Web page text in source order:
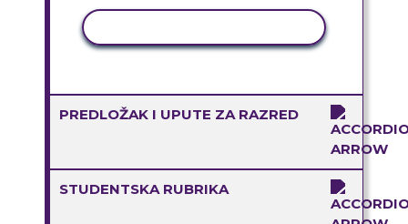
PREDLOŽAK I UPUTE ZA RAZRED
STUDENTSKA RUBRIKA